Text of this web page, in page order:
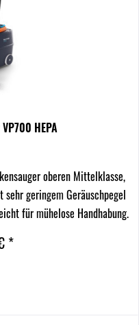
HEPA
oberen Mittelklasse,
geringem Geräuschpegel
für mühelose Handhabung.
*